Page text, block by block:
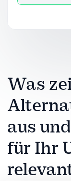
Was
aus
für Ihr